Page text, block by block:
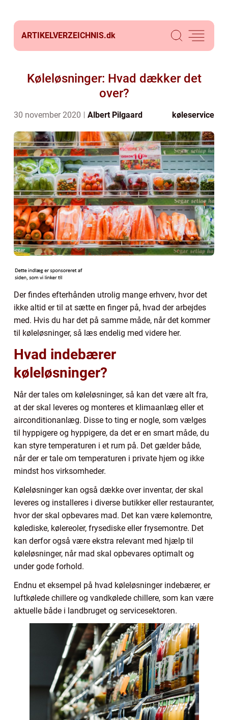
ARTIKELVERZEICHNIS.dk
Køleløsninger: Hvad dækker det
over?
30 november 2020 Albert Pilgaard køleservice
Der findes efterhånden utrolig mange erhverv, hvor det
ikke altid er til at sætte en finger på, hvad der arbejdes
med. Hvis du har det på samme måde, når det kommer
til køleløsninger, så læs endelig med videre her.
Hvad indebærer
køleløsninger?
Når der tales om køleløsninger, så kan det være alt fra,
at der skal leveres og monteres et klimaanlæg eller et
airconditionanlæg. Disse to ting er nogle, som vælges
til hyppigere og hyppigere, da det er en smart måde, du
kan styre temperaturen i et rum på. Det gælder både,
når der er tale om temperaturen i private hjem og ikke
mindst hos virksomheder.
Køleløsninger kan også dække over inventar, der skal
leveres og installeres i diverse butikker eller restauranter,
hvor der skal opbevares mad. Det kan være kølemontre,
kølediske, kølereoler, frysediske eller frysemontre. Det
kan derfor også være ekstra relevant med hjælp til
køleløsninger, når mad skal opbevares optimalt og
under gode forhold.
Endnu et eksempel på hvad køleløsninger indebærer, er
luftkølede chillere og vandkølede chillere, som kan være
aktuelle både i landbruget og servicesektoren.